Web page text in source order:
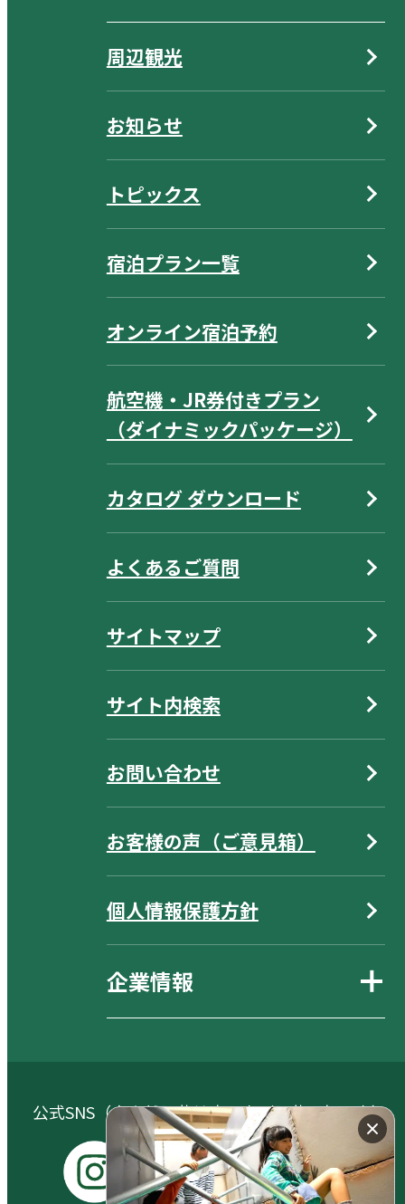
周辺観光
お知らせ
トピックス
宿泊プラン一覧
オンライン宿泊予約
航空機・JR券付きプラン
（ダイナミックパッケージ）
カタログ ダウンロード
よくあるご質問
サイトマップ
サイト内検索
お問い合わせ
お客様の声（ご意見箱）
個人情報保護方針
企業情報
公式SNS（大自然阿蘇健康の森／阿蘇元気の森）